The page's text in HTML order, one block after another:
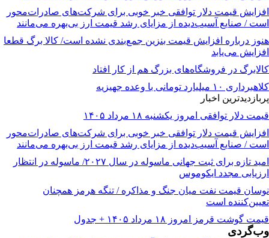
افزایش قیمت دلار توافقی خبر خوبی برای شرکت‌های صادرات‌محور
است / صنایع آسیب‌دیده از مزایای رشد قیمت ارز بی‌بهره می‌مانند
هنوز درباره افزایش قیمت بنزین جمع‌بندی نشده است/ کالا برگ قطعا
افزایش می‌یابد
کالابرگ در فروشگاه‌های بزرگ هم از کار افتاد
کلاهبرداری ۱۰ میلیارد تومانی با وعده جهیزیه
پربازدیدترین اخبار
قیمت دلار توافقی امروز یکشنبه ۱۸ مرداد ۱۴۰۵
افزایش قیمت دلار توافقی خبر خوبی برای شرکت‌های صادرات‌محور
است / صنایع آسیب‌دیده از مزایای رشد قیمت ارز بی‌بهره می‌مانند
امید تازه برای ثبت جهانی ماسوله در سال ۲۰۲۷/ ماسوله در انتظار
ارزیابی مجدد ایکوموس
نوسان قیمت نفت میان جنگ و مذاکره / تنگه هرمز همچنان
تعیین‌کننده است
قیمت گوشت قرمز امروز ۱۸ مرداد ۱۴۰۵ + جدول
وب‌گردی